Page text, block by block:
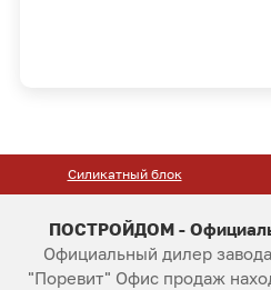
Силикатный блок
ПОСТРОЙДОМ -
Официальный дилер
"Поревит" Офис продаж